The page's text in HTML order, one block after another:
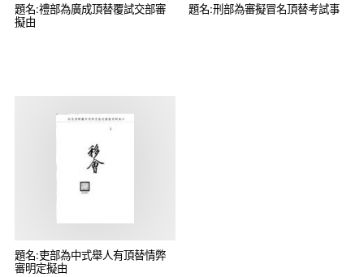
題名:禮部為廣成頂替覆試交部審
擬由
題名:刑部為審擬冒名頂替考試事
題名:吏部為中式舉人有頂替情弊
審明定擬由